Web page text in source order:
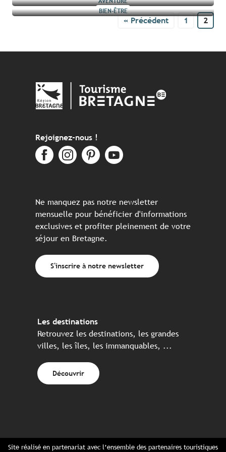
Lire la suite
Lire la suite
BIEN-ÊTRE
Lire la suite
« Précédent 1 2
Rejoignez-nous !
Ne manquez pas notre newsletter
mensuelle pour bénéficier d'informations
exclusives et profiter pleinement de votre
séjour en Bretagne.
S'inscrire à notre newsletter
Les destinations
Retrouvez les destinations, les grandes
villes, les îles, les immanquables, ...
Découvrir
Site réalisé en partenariat avec l’ensemble des partenaires touristiques